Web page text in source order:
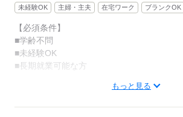
◆取り次ぎ程度の電話対応
【推しポイント！】
◆月給高めでがっつり稼げます♪
◆希望により他部署にキャリアチェンジ可能
◆定性評価で昇給するのでしっかり給料が上
【キャリアチェンジ可能な部署】
未経験OK
主婦・主夫 在宅ワーク ブランクOK
【必須条件】
■学齢不問
■未経験OK
■長期就業可能な方
もっと見る